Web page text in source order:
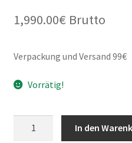
1,990.00€ Brutto
Verpackung und Versand 99€
Vorrätig!
In den